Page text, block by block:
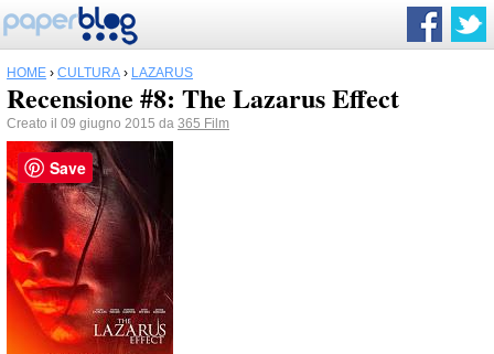
HOME › CULTURA › LAZARUS
Recensione #8: The Lazarus Effect
Creato il 09 giugno 2015 da 365 Film
Save